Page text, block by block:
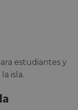
estudiantes y
isla.